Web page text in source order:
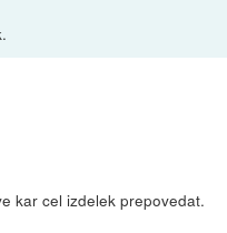
kar cel izdelek prepovedat.